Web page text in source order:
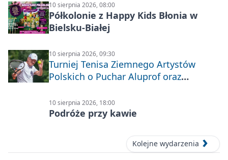
10 sierpnia 2026, 08:00
Półkolonie z Happy Kids Błonia w
Bielsku-Białej
10 sierpnia 2026, 09:30
Turniej Tenisa Ziemnego Artystów
Polskich o Puchar Aluprof oraz
Puchar Prezydenta Miasta Bielska-
Białej
10 sierpnia 2026, 18:00
Podróże przy kawie
Kolejne wydarzenia